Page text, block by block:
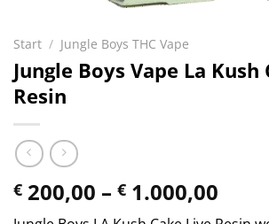
Start / Jungle Boys THC Vape
Jungle Boys Vape La Kush
Resin
€ 200,00 – € 1.000,00
€